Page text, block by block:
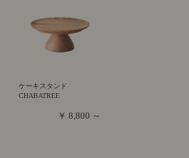
ケーキスタンド
CHABATREE
￥ 8,800 ～